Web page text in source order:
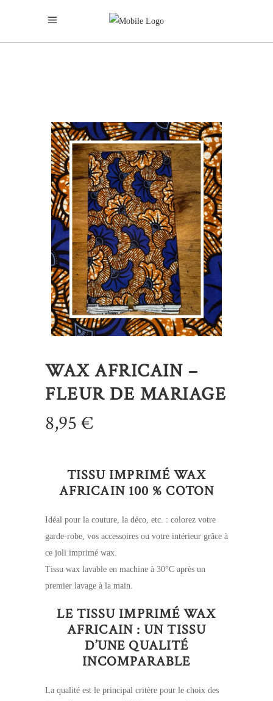
WAX AFRICAIN –
FLEUR DE MARIAGE
8,95€
TISSU IMPRIMÉ WAX
AFRICAIN 100 % COTON
Idéal pour la couture, la déco, etc. : colorez votre
garde-robe, vos accessoires ou votre intérieur grâce à
ce joli imprimé wax.
Tissu wax lavable en machine à 30°C après un
premier lavage à la main.
LE TISSU IMPRIMÉ WAX
AFRICAIN : UN TISSU
D’UNE QUALITÉ
INCOMPARABLE
La qualité est le principal critère pour le choix des